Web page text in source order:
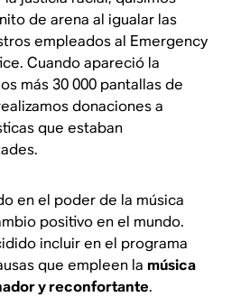
de arena al igualar las
empleados al Emergency
Cuando apareció la
más 30 000 pantallas de
donaciones a
que estaban
en el poder de la música
positivo en el mundo.
incluir en el programa
que empleen la música
y reconfortante.